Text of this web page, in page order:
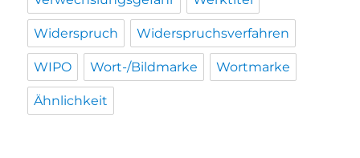
Widerspruch Widerspruchsverfahren
WIPO Wort-/Bildmarke Wortmarke
Ähnlichkeit